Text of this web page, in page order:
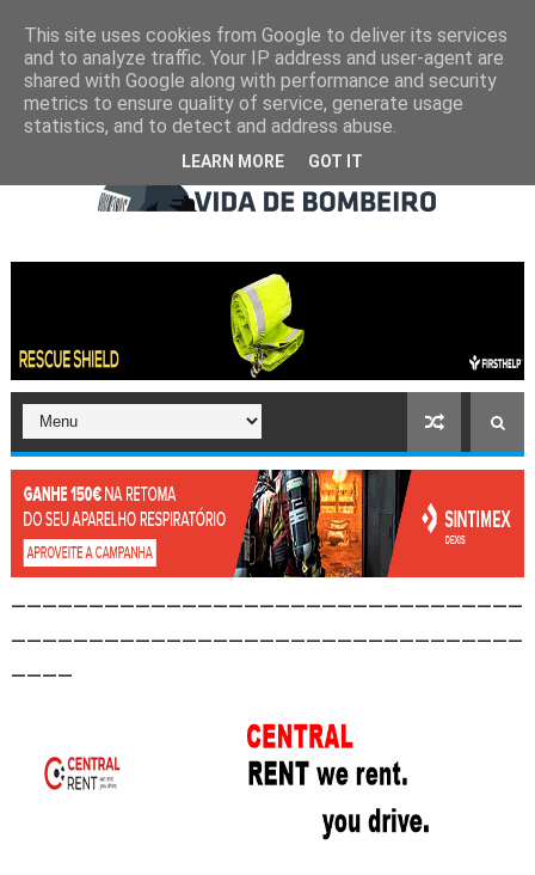
This site uses cookies from Google to deliver its services
and to analyze traffic. Your IP address and user-agent are
shared with Google along with performance and security
metrics to ensure quality of service, generate usage
statistics, and to detect and address abuse.
LEARN MORE GOT IT